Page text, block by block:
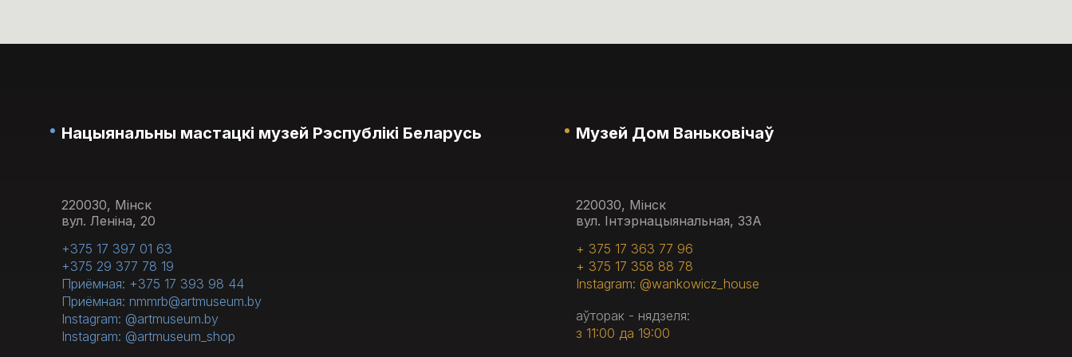
Нацыянальны мастацкі музей Рэспублікі Беларусь
220030, Мінск
вул. Леніна, 20
+375 17 397 01 63
+375 29 377 78 19
Приёмная: +375 17 393 98 44
Приёмная: nmmrb@artmuseum.by
Instagram: @artmuseum.by
Instagram: @artmuseum_shop
Музей Дом Ваньковічаў
220030, Мінск
вул. Інтэрнацыянальная, 33А
+ 375 17 363 77 96
+ 375 17 358 88 78
Instagram: @wankowicz_house
аўторак - нядзеля:
з 11:00 да 19:00